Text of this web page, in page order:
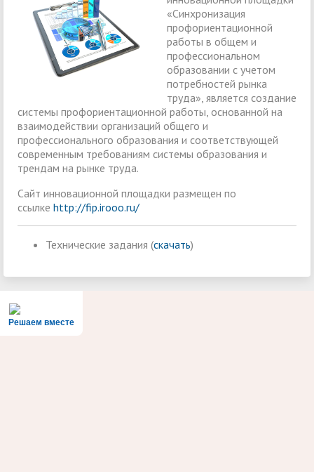
«Синхронизация
профориентационной
работы в общем и
профессиональном
образовании с учетом
потребностей рынка
труда», является создание
системы профориентационной работы, основанной на
взаимодействии организаций общего и
профессионального образования и соответствующей
современным требованиям системы образования и
трендам на рынке труда.
Сайт инновационной площадки размещен по
ссылке http://fip.irooo.ru/
Технические задания (скачать)
Решаем вместе